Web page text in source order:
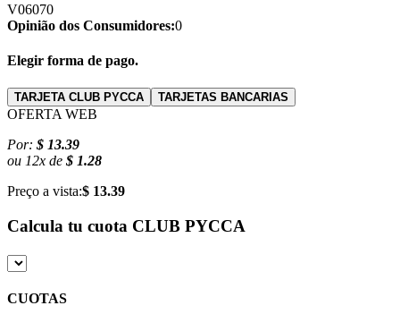
V06070
Opinião dos Consumidores:0
Elegir forma de pago.
TARJETA CLUB PYCCA TARJETAS BANCARIAS
OFERTA WEB
Por: $ 13.39
ou 12x de $ 1.28
Preço a vista:$ 13.39
Calcula tu cuota CLUB PYCCA
CUOTAS